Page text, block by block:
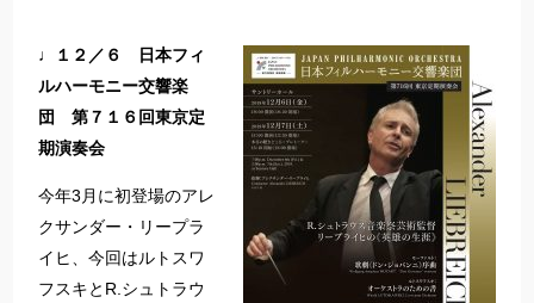
♩１２／６ 日本フィ
ルハーモニー交響楽
団 第７１６回東京定
期演奏会
今年3月に初登場のアレ
クサンダー・リープラ
イヒ、今回はルトスワ
フスキとR.シュトラウ